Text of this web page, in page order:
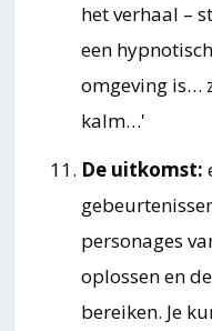
het verhaal –
een
omgeving is…
kalm…'
De uitkomst:
personages
oplossen en
bereiken. Je